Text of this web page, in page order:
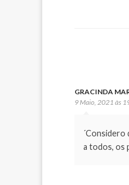
GRACINDA
9 Maio, 2021 às
´Considero
a todos, os